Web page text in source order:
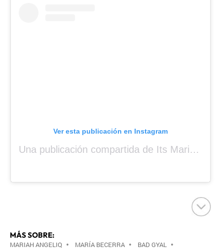
Ver esta publicación en Instagram
Una publicación compartida de Its Mariah Baby (@mariahangeliq)
MÁS SOBRE:
MARIAH ANGELIQ • MARÍA BECERRA • BAD GYAL •